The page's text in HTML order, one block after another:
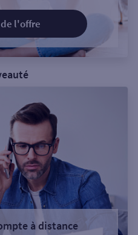
l'offre
à distance